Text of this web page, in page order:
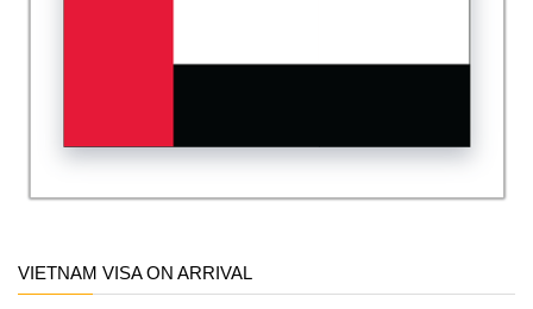
VIETNAM VISA ON ARRIVAL